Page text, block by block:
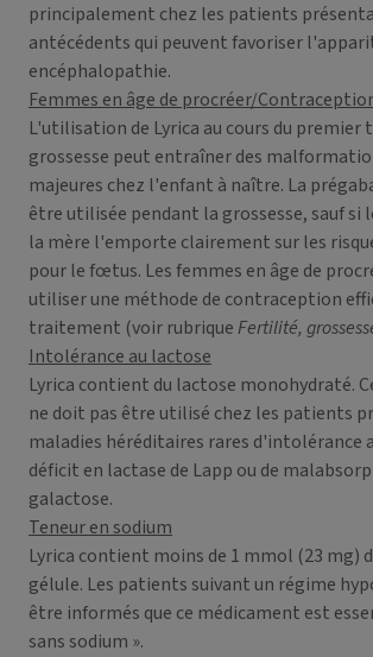
principalement chez les patients
antécédents qui peuvent favoriser
encéphalopathie.
Femmes en âge de procréer/
L'utilisation de Lyrica au cours du premier
grossesse peut entraîner des
majeures chez l'enfant à naître. La
être utilisée pendant la grossesse, sauf si
la mère l'emporte clairement sur les
pour le fœtus. Les femmes en âge de
utiliser une méthode de contraception
traitement (voir rubriqueFertilité,
Intolérance au lactose
Lyrica contient du lactose monohydraté.
ne doit pas être utilisé chez les patients
maladies héréditaires rares d'intolérance
déficit en lactase de Lapp ou de
galactose.
Teneur en sodium
Lyrica contient moins de 1 mmol (23 mg)
gélule. Les patients suivant un régime
être informés que ce médicament est
sans sodium ».